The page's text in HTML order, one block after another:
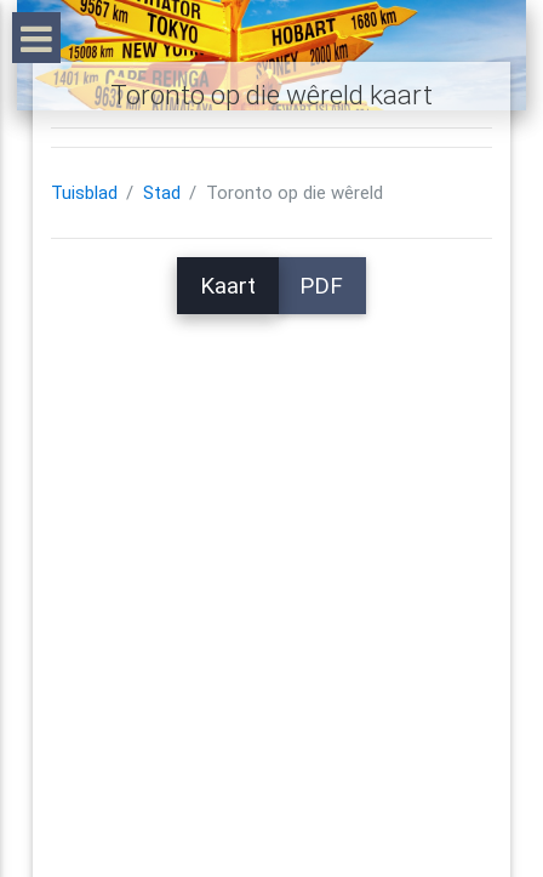
Toronto op die wêreld kaart
Tuisblad Stad Toronto op die wêreld
Kaart PDF